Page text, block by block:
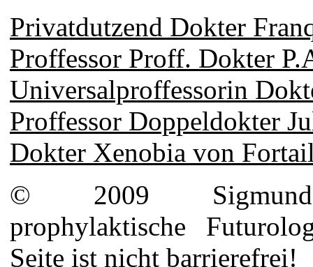
Privatdutzend Dokter
Proffessor Proff. Dokter
Universalproffessorin
Proffessor Doppeldokter
Dokter Xenobia von
© 2009 Sigmund-
prophylaktische
Seite ist nicht barrierefrei!